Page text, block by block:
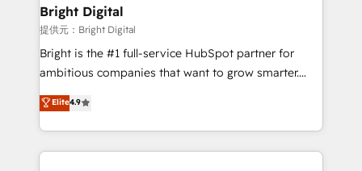
Partner 📆Founded in 1997
and chat agents, predictive automation, and smart
workflows • Salesforce + HubSpot integration •
RevOps and AI-driven sales enablement • Website
design and CMS development • ERP integration: SAP,
and CRM migration from any platform •
Client/member portals built on HubSpot • Custom
Bright Digital
提供元：Bright Digital
Bright is the #1 full-service HubSpot partner for
ambitious companies that want to grow smarter.
From HubSpot onboarding, to training, from
developing a new website to lead generation and
digital marketing; we do it all (and with great
results)! In short, our services include: - HubSpot
Elite4.9